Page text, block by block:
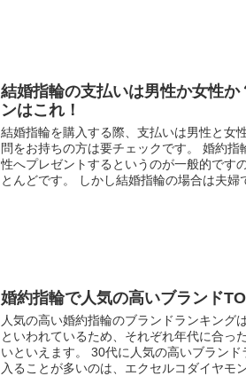
結婚指輪の支払いは男性か女性
ンはこれ！
結婚指輪を購入する際、支払いは男性と女
問をお持ちの方は要チェックです。 婚約
性へプレゼントするというのが一般的です
とんどです。 しかし結婚指輪の場合は夫婦
婚約指輪で人気の高いブランド
人気の高い婚約指輪のブランドランキング
といわれているため、それぞれ年代に合っ
いといえます。 30代に人気の高いブラン
入ることが多いのは、エクセルコダイヤモ